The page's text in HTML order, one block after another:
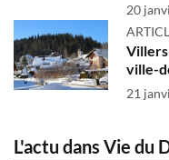
20
ville-
21
L'actu dans Vie du